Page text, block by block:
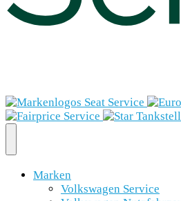
Marken
Volkswagen Service